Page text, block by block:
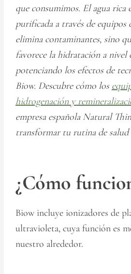
que consumimos. El agua rica
purificada a través de equipos
elimina contaminantes, sino
favorece la hidratación a nivel
potenciando los efectos de
Biow. Descubre cómo los
hidrogenación y
empresa española Natural
transformar tu rutina de salud
¿Cómo
Biow incluye ionizadores de
ultravioleta, cuya función es
nuestro alrededor.